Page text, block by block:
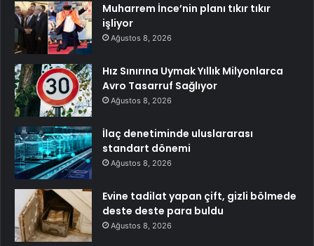
Muharrem İnce’nin planı tıkır tıkır
işliyor
Ağustos 8, 2026
Hız Sınırına Uymak Yıllık Milyonlarca
Avro Tasarruf Sağlıyor
Ağustos 8, 2026
İlaç denetiminde uluslararası
standart dönemi
Ağustos 8, 2026
Evine tadilat yapan çift, gizli bölmede
deste deste para buldu
Ağustos 8, 2026